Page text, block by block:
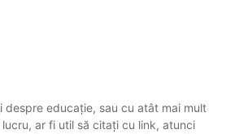
despre educație, sau cu atât mai mult
ar fi util să citați cu link, atunci